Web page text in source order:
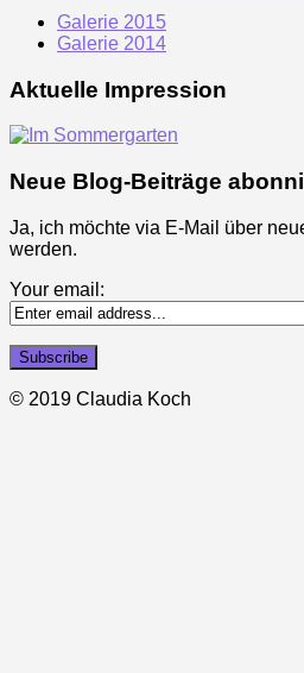
Galerie 2015
Galerie 2014
Aktuelle Impression
Neue Blog-Beiträge
Ja, ich möchte via E-Mail über
werden.
Your email:
© 2019 Claudia Koch